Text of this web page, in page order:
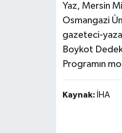
Yaz, Mersin
Osmangazi
gazeteci-
Boykot
Programın
Kaynak: İHA